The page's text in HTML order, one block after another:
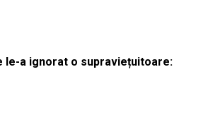
le-a ignorat o supraviețuitoare: